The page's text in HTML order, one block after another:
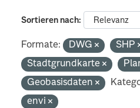
Sortieren nach
Formate: DWG SHP
Stadtgrundkarte
Geobasisdaten
envi